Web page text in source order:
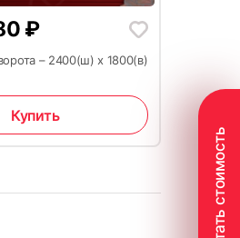
₽
– 2400(ш) х 1800(в)
Купить